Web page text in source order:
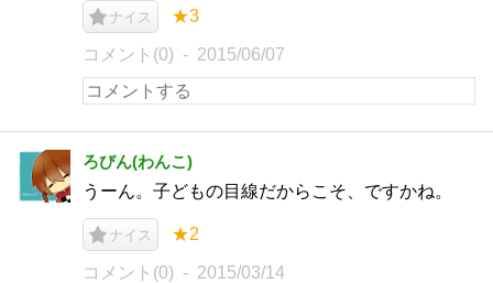
ナイス ★3
コメント(0) 2015/06/07
ろびん(わんこ)
うーん。子どもの目線だからこそ、ですかね。
ナイス ★2
コメント(0) 2015/03/14